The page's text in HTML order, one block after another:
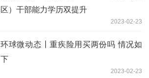
区）干部能力学历双提升
2023-02-23
环球微动态丨重疾险用买两份吗 情况如
下
2023-02-23